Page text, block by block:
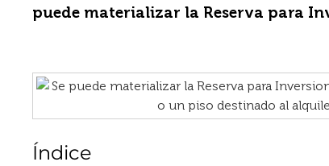
puede materializar la Reserva para
Índice